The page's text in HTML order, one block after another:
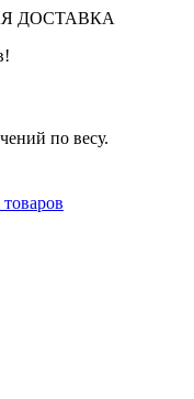
ДОСТАВКА
по весу.